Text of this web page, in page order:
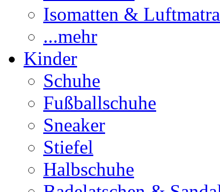
Isomatten &
...mehr
Kinder
Schuhe
Fußballschuhe
Sneaker
Stiefel
Halbschuhe